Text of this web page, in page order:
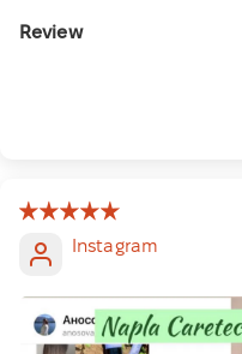
Review
Instagram